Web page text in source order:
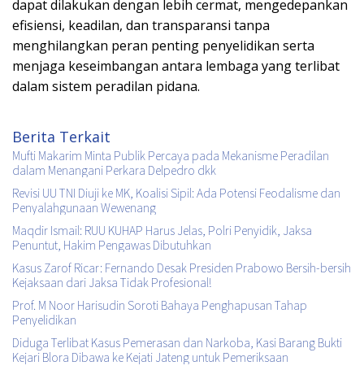
dapat dilakukan dengan lebih cermat, mengedepankan
efisiensi, keadilan, dan transparansi tanpa
menghilangkan peran penting penyelidikan serta
menjaga keseimbangan antara lembaga yang terlibat
dalam sistem peradilan pidana.
Berita Terkait
Mufti Makarim Minta Publik Percaya pada Mekanisme Peradilan
dalam Menangani Perkara Delpedro dkk
Revisi UU TNI Diuji ke MK, Koalisi Sipil: Ada Potensi Feodalisme dan
Penyalahgunaan Wewenang
Maqdir Ismail: RUU KUHAP Harus Jelas, Polri Penyidik, Jaksa
Penuntut, Hakim Pengawas Dibutuhkan
Kasus Zarof Ricar: Fernando Desak Presiden Prabowo Bersih-bersih
Kejaksaan dari Jaksa Tidak Profesional!
Prof. M Noor Harisudin Soroti Bahaya Penghapusan Tahap
Penyelidikan
Diduga Terlibat Kasus Pemerasan dan Narkoba, Kasi Barang Bukti
Kejari Blora Dibawa ke Kejati Jateng untuk Pemeriksaan